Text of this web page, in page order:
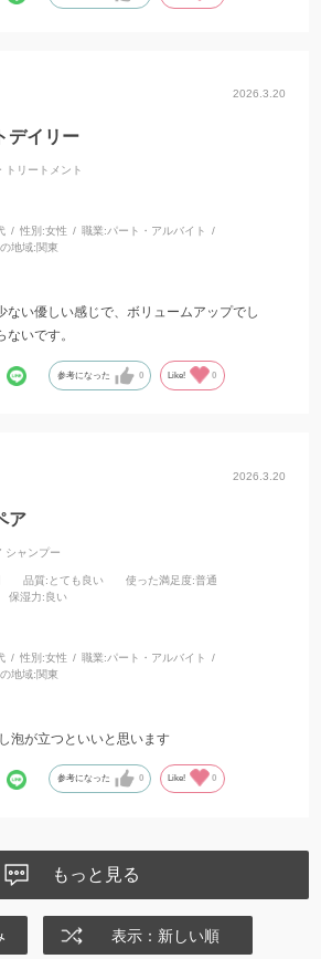
2026.3.20
デイリー
トリートメント
性別:女性 職業:パート・アルバイト
地域:関東
ない優しい感じで、ボリュームアップでし
いです。
参考になった 0 Like! 0
2026.3.20
ア
シャンプー
品質:とても良い 使った満足度:普通
保湿力:良い
性別:女性 職業:パート・アルバイト
地域:関東
泡が立つといいと思います
参考になった 0 Like! 0
もっと見る
表示：新しい順